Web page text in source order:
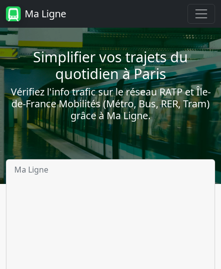
Ma Ligne
Simplifier vos trajets du
quotidien à Paris
Vérifiez l'info trafic sur le réseau RATP et Île-
de-France Mobilités (Métro, Bus, RER, Tram)
grâce à Ma Ligne.
Ma Ligne